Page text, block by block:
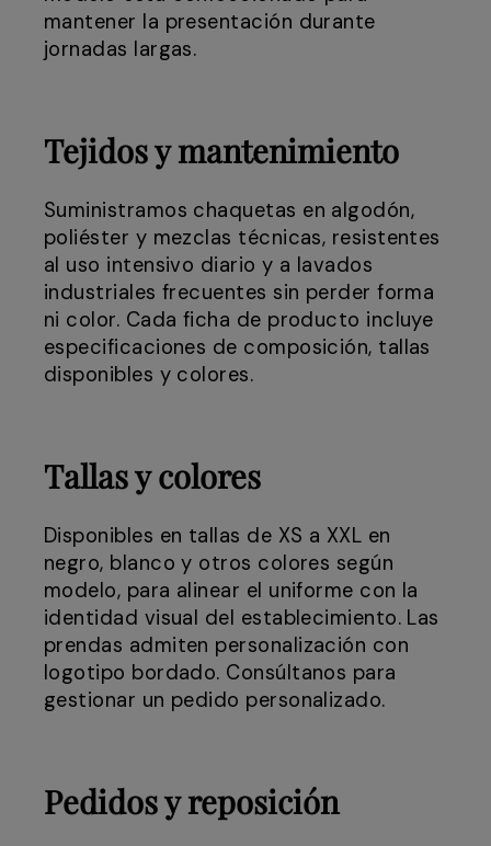
mantener la presentación durante
jornadas largas.
Tejidos y mantenimiento
Suministramos chaquetas en algodón,
poliéster y mezclas técnicas, resistentes
al uso intensivo diario y a lavados
industriales frecuentes sin perder forma
ni color. Cada ficha de producto incluye
especificaciones de composición, tallas
disponibles y colores.
Tallas y colores
Disponibles en tallas de XS a XXL en
negro, blanco y otros colores según
modelo, para alinear el uniforme con la
identidad visual del establecimiento. Las
prendas admiten personalización con
logotipo bordado. Consúltanos para
gestionar un pedido personalizado.
Pedidos y reposición